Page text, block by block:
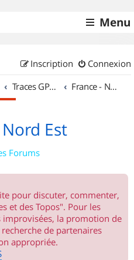
Menu
Connexion
Inscription
Traces GPS de randos VTT France - Nord Est
Est
Forums
pour discuter, commenter,
et des Topos". Pour les
improvisées, la promotion de
de partenaires
appropriée.